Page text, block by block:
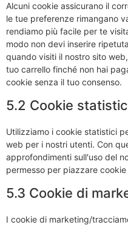
Alcuni cookie assicurano il
le tue preferenze rimangano
rendiamo più facile per te
modo non devi inserire
quando visiti il nostro sito
tuo carrello finché non hai
cookie senza il tuo consenso.
5.2 Cookie
Utilizziamo i cookie statistici
web per i nostri utenti. Con
approfondimenti sull'uso del
permesso per piazzare
5.3 Cookie di
I cookie di marketing/